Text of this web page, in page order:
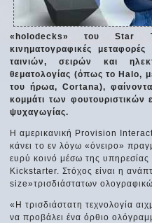
«holodecks» του Star
κινηματογραφικές
ταινιών, σειρών και
θεματολογίας (όπως το Halo,
του ήρωα, Cortana),
κομμάτι των φουτουριστικών
ψυχαγωγίας.
Η αμερικανική Provision
κάνει το εν λόγω «όνειρο»
ευρύ κοινό μέσω της
Kickstarter. Στόχος είναι η
size»τρισδιάστατων
«Η τρισδιάστατη τεχνολογία
να προβάλει ένα όρθιο